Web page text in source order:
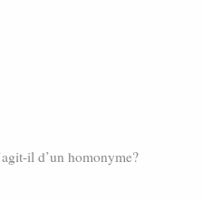
il d’un homonyme?